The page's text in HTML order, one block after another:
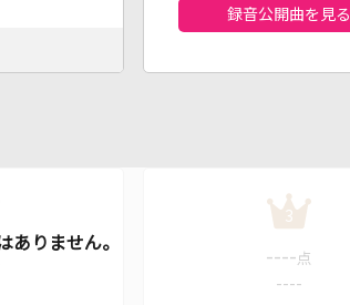
録音公開曲を見る
3
---- 点
----